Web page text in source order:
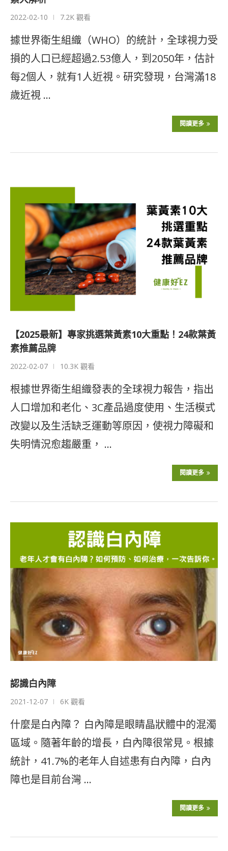
2022-02-10 7.2K 觀看
據世界衛生組織（WHO）的統計，全球視力受
損的人口已經超過2.53億人，到2050年，估計
每2個人，就有1人近視。研究發現，台灣滿18
歲近視 …
閱讀更多
【2025最新】專家挑選葉黃素10大重點！24款葉黃
素推薦品牌
2022-02-07 10.3K 觀看
根據世界衛生組織發表的全球視力報告，指出
人口增加和老化、3C產品過度使用、生活模式
改變以及生活缺乏運動等原因，使視力障礙和
失明情況愈趨嚴重， …
閱讀更多
認識白內障
2021-12-07 6K 觀看
什麼是白內障？ 白內障是眼睛晶狀體中的混濁
區域。隨著年齡的增長，白內障很常見。根據
統計，41.7%的老年人自述患有白內障，白內
障也是目前台灣 …
閱讀更多